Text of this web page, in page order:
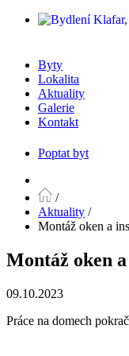
Byty
Lokalita
Aktuality
Galerie
Kontakt
Poptat byt
/
Aktuality /
Montáž oken a
Montáž oken
09.10.2023
Práce na domech